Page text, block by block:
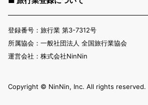
登録番号：旅行業 第3-7312号
所属協会：一般社団法人 全国旅行業協会
運営会社：株式会社NinNin
Copyright ©︎ NinNin, Inc. All rights reserved.